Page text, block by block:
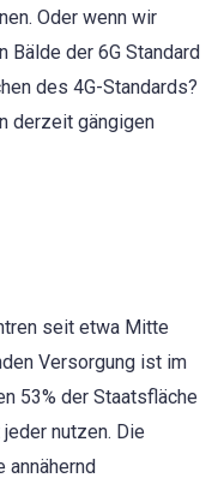
Oder wenn wir
Bälde der 6G Standard
des 4G-Standards?
derzeit gängigen
seit etwa Mitte
Versorgung ist im
53% der Staatsfläche
nutzen. Die
annähernd